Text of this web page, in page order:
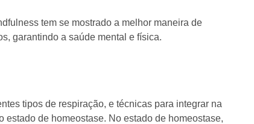
tem se mostrado a melhor maneira de
garantindo a saúde mental e física.
tipos de respiração, e técnicas para integrar na
de homeostase. No estado de homeostase,